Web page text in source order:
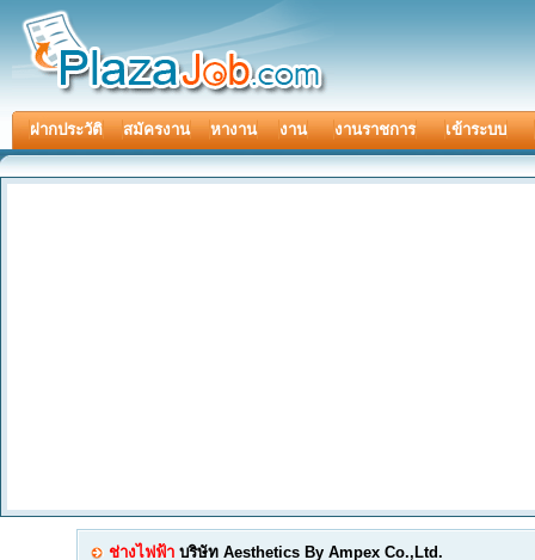
ฝากประวัติ สมัครงาน หางาน งาน งานราชการ เข้าระบบ
ช่างไฟฟ้า บริษัท Aesthetics By Ampex Co.,Ltd.